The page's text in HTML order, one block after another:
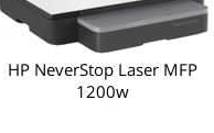
HP NeverStop Laser MFP
1200w